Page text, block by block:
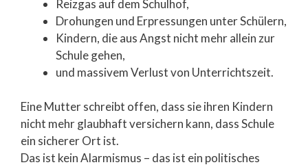
Reizgas auf dem Schulhof,
Drohungen und Erpressungen unter Schülern,
Kindern, die aus Angst nicht mehr allein zur
Schule gehen,
und massivem Verlust von Unterrichtszeit.
Eine Mutter schreibt offen, dass sie ihren Kindern
nicht mehr glaubhaft versichern kann, dass Schule
ein sicherer Ort ist.
Das ist kein Alarmismus – das ist ein politisches